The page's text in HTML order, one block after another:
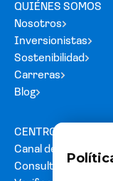
QUIÉNES SOMOS
Nosotros
Inversionistas
Sostenibilidad
Carreras
Blog
CENTRO DE AYUDA
Canal de denuncias
Consultas y